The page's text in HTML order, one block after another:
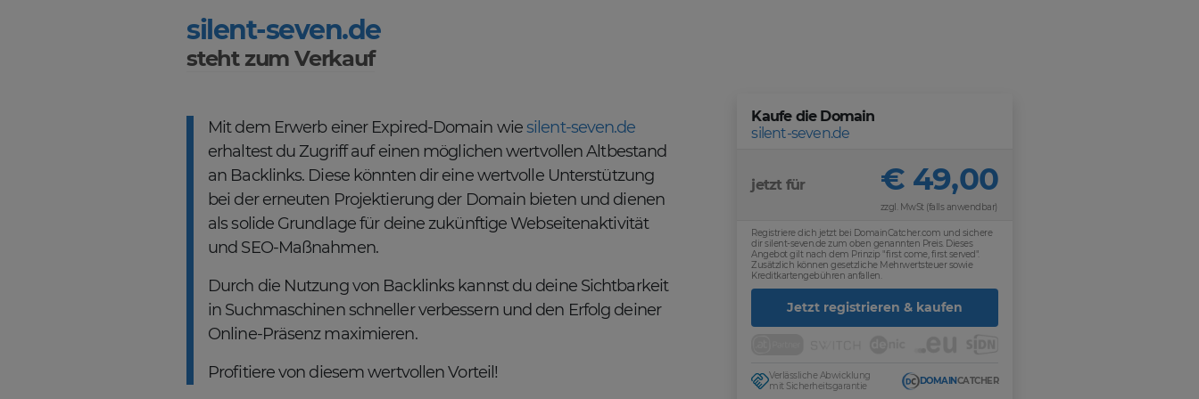
silent-seven.de
steht zum Verkauf
Mit dem Erwerb einer Expired-Domain wiesilent-seven.de
erhaltest du Zugriff auf einen möglichen wertvollen Altbestand
an Backlinks. Diese könnten dir eine wertvolle Unterstützung
bei der erneuten Projektierung der Domain bieten und dienen
als solide Grundlage für deine zukünftige Webseitenaktivität
und SEO-Maßnahmen.
Durch die Nutzung von Backlinks kannst du deine Sichtbarkeit
in Suchmaschinen schneller verbessern und den Erfolg deiner
Online-Präsenz maximieren.
Profitiere von diesem wertvollen Vorteil!
Kaufe die Domain
silent-seven.de
jetzt für € 49,00
zzgl. MwSt (falls anwendbar)
Registriere dich jetzt bei DomainCatcher.com und sichere
dir silent-seven.de zum oben genannten Preis. Dieses
Angebot gilt nach dem Prinzip "first come, first served".
Zusätzlich können gesetzliche Mehrwertsteuer sowie
Kreditkartengebühren anfallen.
Jetzt registrieren & kaufen
Verlässliche Abwicklung
mit Sicherheitsgarantie
DOMAINCATCHER